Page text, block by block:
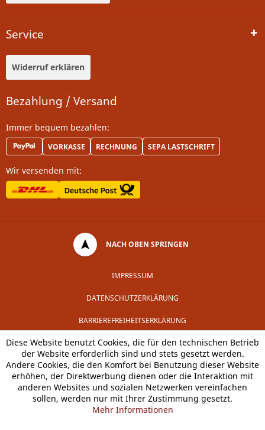
Service
Widerruf erklären
Bezahlung / Versand
Immer bequem bezahlen:
VORKASSE RECHNUNG SEPA LASTSCHRIFT
Wir versenden mit:
NACH OBEN SPRINGEN
IMPRESSUM
DATENSCHUTZERKLÄRUNG
BARRIEREFREIHEITSERKLÄRUNG
Diese Website benutzt Cookies, die für den technischen Betrieb
der Website erforderlich sind und stets gesetzt werden.
Andere Cookies, die den Komfort bei Benutzung dieser Website
erhöhen, der Direktwerbung dienen oder die Interaktion mit
anderen Websites und sozialen Netzwerken vereinfachen
sollen, werden nur mit Ihrer Zustimmung gesetzt.
Mehr Informationen